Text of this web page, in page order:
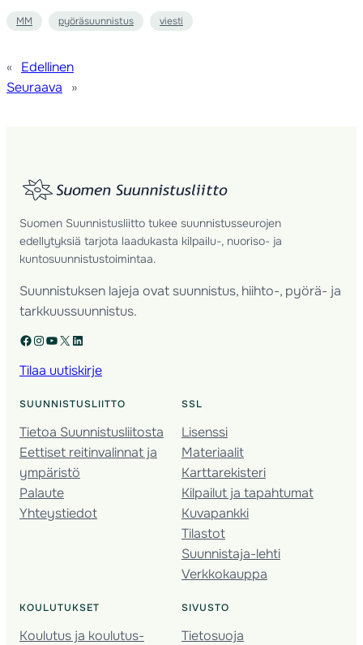
MM pyöräsuunnistus viesti
« Edellinen
Seuraava
»
Suomen Suunnistusliitto tukee suunnistusseurojen
edellytyksiä tarjota laadukasta kilpailu-, nuoriso- ja
kuntosuunnistustoimintaa.
Suunnistuksen lajeja ovat suunnistus, hiihto-, pyörä- ja
tarkkuussuunnistus.
Facebook Instagram YouTube X LinkedIn
Tilaa uutiskirje
SUUNNISTUSLIITTO
Tietoa Suunnistusliitosta
Eettiset reitinvalinnat ja
ympäristö
Palaute
Yhteystiedot
SSL
Lisenssi
Materiaalit
Karttarekisteri
Kilpailut ja tapahtumat
Kuvapankki
Tilastot
Suunnistaja-lehti
Verkkokauppa
KOULUTUKSET
Koulutus ja koulutus­
SIVUSTO
Tietosuoja